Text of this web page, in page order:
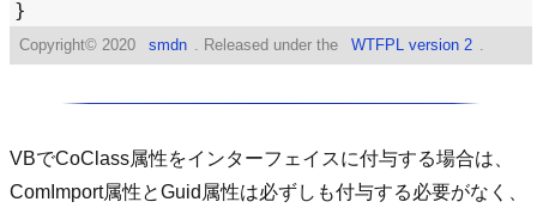
Copyright© 2020 smdn . Released under the WTFPL version 2 .
VBでCoClass属性をインターフェイスに付与する場合は、
ComImport属性とGuid属性は必ずしも付与する必要がなく、